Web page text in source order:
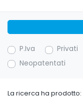
P.Iva Privati
Neopatentati
La ricerca ha prodotto: